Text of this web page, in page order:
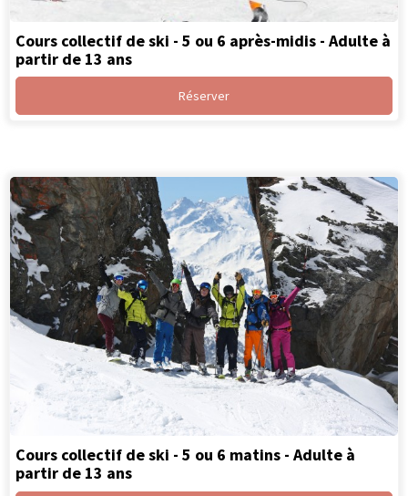
Cours collectif de ski - 5 ou 6 après-midis - Adulte à
partir de 13 ans
Réserver
Cours collectif de ski - 5 ou 6 matins - Adulte à
partir de 13 ans